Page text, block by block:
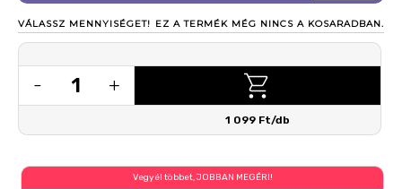
VÁLASSZ MENNYISÉGET! EZ A TERMÉK MÉG NINCS A KOSARADBAN.
- 1 +
1 099 Ft/db
Vegyél többet, JOBBAN MEGÉRI!